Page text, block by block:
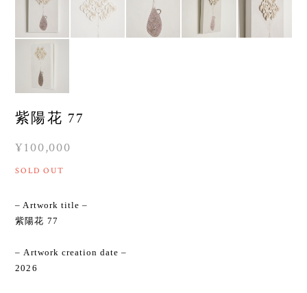
紫陽花 77
¥100,000
SOLD OUT
– Artwork title –
紫陽花 77
– Artwork creation date –
2026